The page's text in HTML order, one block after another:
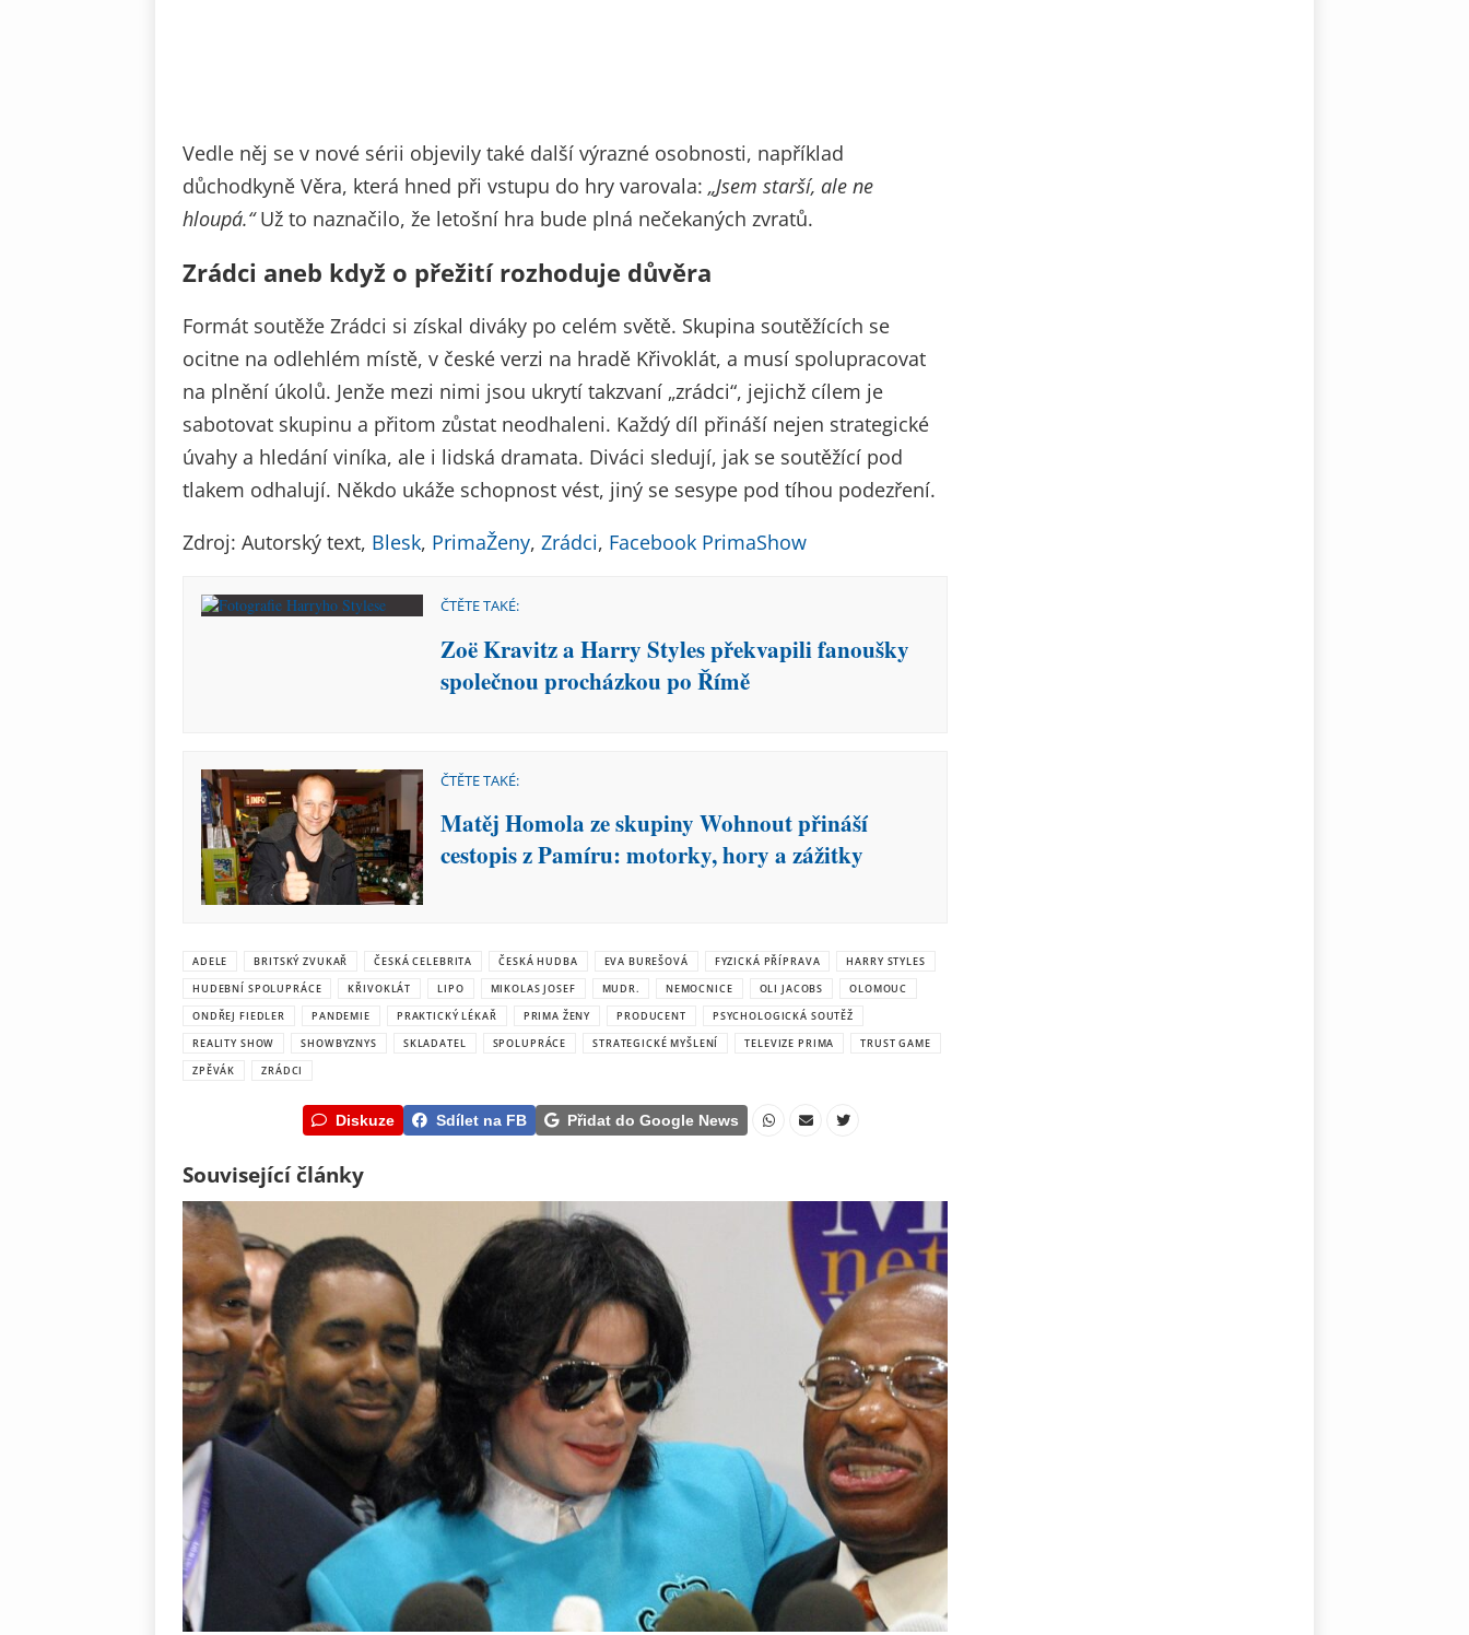
Vedle něj se v nové sérii objevily také další výrazné osobnosti, například
důchodkyně Věra, která hned při vstupu do hry varovala: „Jsem starší, ale ne
hloupá.“Už to naznačilo, že letošní hra bude plná nečekaných zvratů.
Zrádci aneb když o přežití rozhoduje důvěra
Formát soutěže Zrádci si získal diváky po celém světě. Skupina soutěžících se
ocitne na odlehlém místě, v české verzi na hradě Křivoklát, a musí spolupracovat
na plnění úkolů. Jenže mezi nimi jsou ukrytí takzvaní „zrádci“, jejichž cílem je
sabotovat skupinu a přitom zůstat neodhaleni. Každý díl přináší nejen strategické
úvahy a hledání viníka, ale i lidská dramata. Diváci sledují, jak se soutěžící pod
tlakem odhalují. Někdo ukáže schopnost vést, jiný se sesype pod tíhou podezření.
Zdroj: Autorský text, Blesk, PrimaŽeny, Zrádci, Facebook PrimaShow
ČTĚTE TAKÉ:
Zoë Kravitz a Harry Styles překvapili fanoušky
společnou procházkou po Římě
ČTĚTE TAKÉ:
Matěj Homola ze skupiny Wohnout přináší
cestopis z Pamíru: motorky, hory a zážitky
ADELE BRITSKÝ ZVUKAŘ ČESKÁ CELEBRITA ČESKÁ HUDBA EVA BUREŠOVÁ FYZICKÁ PŘÍPRAVA
HARRY STYLES
HUDEBNÍ SPOLUPRÁCE
KŘIVOKLÁT LIPO MIKOLAS JOSEF MUDR. NEMOCNICE OLI JACOBS
OLOMOUC
ONDŘEJ FIEDLER
PANDEMIE PRAKTICKÝ LÉKAŘ PRIMA ŽENY PRODUCENT
PSYCHOLOGICKÁ SOUTĚŽ
REALITY SHOW
SHOWBYZNYS SKLADATEL SPOLUPRÁCE STRATEGICKÉ MYŠLENÍ TELEVIZE PRIMA
TRUST GAME
ZPĚVÁK
ZRÁDCI
Diskuze Sdílet na FB Přidat do Google News
Související články